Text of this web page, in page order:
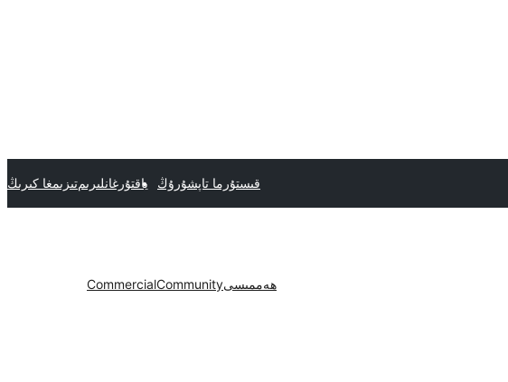
قىستۇرما تاپشۇرۇڭ ياقتۇرغانلىرىمتىزىمغا كىرىڭ
ھەممىسىCommunity
Commercial